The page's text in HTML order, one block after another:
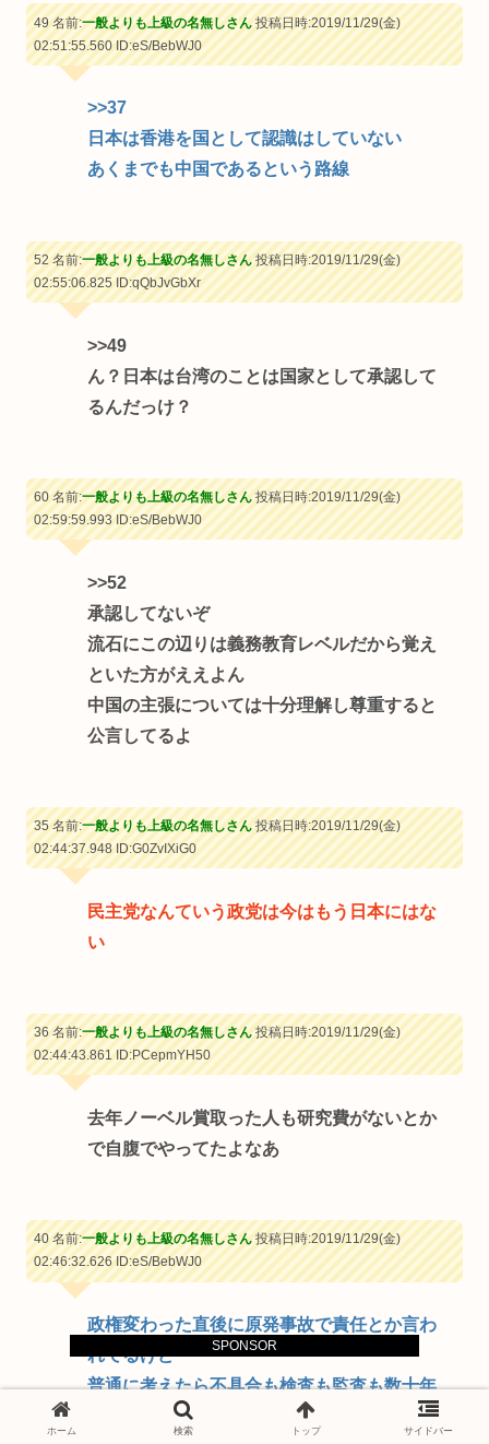
SPONSOR
49 名前:一般よりも上級の名無しさん投稿日時:2019/11/29(金)
02:51:55.560ID:eS/BebWJ0
>>37
日本は香港を国として認識はしていない
あくまでも中国であるという路線
52 名前:一般よりも上級の名無しさん投稿日時:2019/11/29(金)
02:55:06.825ID:qQbJvGbXr
>>49
ん？日本は台湾のことは国家として承認して
るんだっけ？
60 名前:一般よりも上級の名無しさん投稿日時:2019/11/29(金)
02:59:59.993ID:eS/BebWJ0
>>52
承認してないぞ
流石にこの辺りは義務教育レベルだから覚え
といた方がええよん
中国の主張については十分理解し尊重すると
公言してるよ
35 名前:一般よりも上級の名無しさん投稿日時:2019/11/29(金)
02:44:37.948ID:G0ZvIXiG0
民主党なんていう政党は今はもう日本にはな
い
36 名前:一般よりも上級の名無しさん投稿日時:2019/11/29(金)
02:44:43.861ID:PCepmYH50
去年ノーベル賞取った人も研究費がないとか
で自腹でやってたよなあ
40 名前:一般よりも上級の名無しさん投稿日時:2019/11/29(金)
02:46:32.626ID:eS/BebWJ0
政権変わった直後に原発事故で責任とか言わ
れてるけど
普通に考えたら不具合も検査も監査も数十年
放置していた自民政権が悪いよね
ホーム 検索 トップ サイドバー